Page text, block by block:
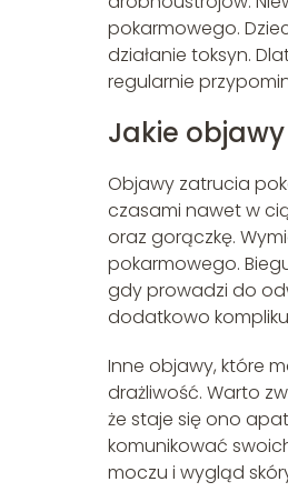
pokarmowego.
działanie toksyn.
regularnie
Jakie
Objawy zatrucia
czasami nawet w
oraz gorączkę.
pokarmowego.
gdy prowadzi do
dodatkowo
Inne objawy, które
drażliwość. Warto
że staje się ono
komunikować
moczu i wygląd